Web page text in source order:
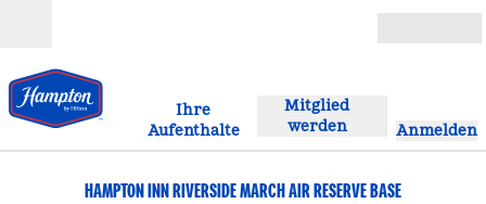
Ihre
Aufenthalte
Mitglied
werden
Anmelden
HAMPTON INN RIVERSIDE MARCH AIR RESERVE BASE